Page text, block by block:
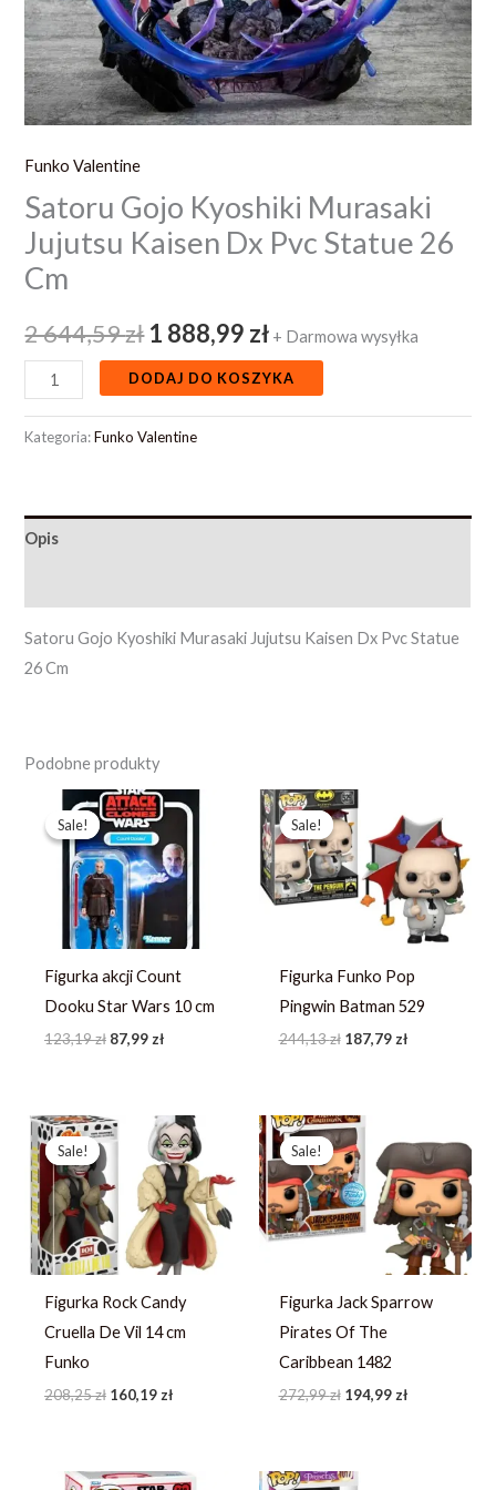
Funko Valentine
Satoru Gojo Kyoshiki Murasaki
Jujutsu Kaisen Dx Pvc Statue 26
Cm
2 644,59zł 1 888,99 zł + Darmowa wysyłka
Cm
DODAJ DO KOSZYKA
Kategoria:Funko Valentine
Opis
Satoru Gojo Kyoshiki Murasaki Jujutsu Kaisen Dx Pvc Statue
26 Cm
Podobne produkty
Sale!
Sale!
Figurka akcji Count
Dooku Star Wars 10 cm
123,19zł
Pierwotna
cena
wynosiła:
123,19 zł.
87,99 zł
Aktualna
cena
87,99 zł.
Sale!
Sale!
Figurka Funko Pop
Pingwin Batman 529
244,13zł
Pierwotna
cena
wynosiła:
244,13 zł.
187,79 zł
cena
wynosi:
187,79 zł.
Sale!
Sale!
Figurka Rock Candy
Cruella De Vil 14 cm
Funko
208,25zł
Pierwotna
cena
wynosiła:
208,25 zł.
160,19 zł
Aktualna
cena
wynosi:
160,19 zł.
Sale!
Sale!
Figurka Jack Sparrow
Pirates Of The
Caribbean 1482
272,99zł
Pierwotna
cena
wynosiła:
272,99 zł.
194,99 zł
cena
wynosi:
194,99 zł.
PierwotnaAktualna
Pierwotna